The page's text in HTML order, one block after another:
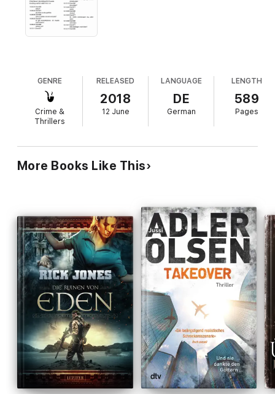
"Wer eine Auszeit vom alltäglichen Wahnsinn nehmen will, kann
sich mit diesem klerikalen Wahnsinn bestens unterhalten."
Passauer Neue Presse
GENRE
Crime &
Thrillers
RELEASED
2018
12 June
LANGUAGE
DE
German
LENGTH
589
Pages
More Books Like This